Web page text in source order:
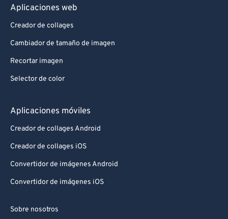
Aplicaciones web
Creador de collages
Cambiador de tamaño de imagen
Recortar imagen
Selector de color
Aplicaciones móviles
Creador de collages Android
Creador de collages iOS
Convertidor de imágenes Android
Convertidor de imágenes iOS
Sobre nosotros